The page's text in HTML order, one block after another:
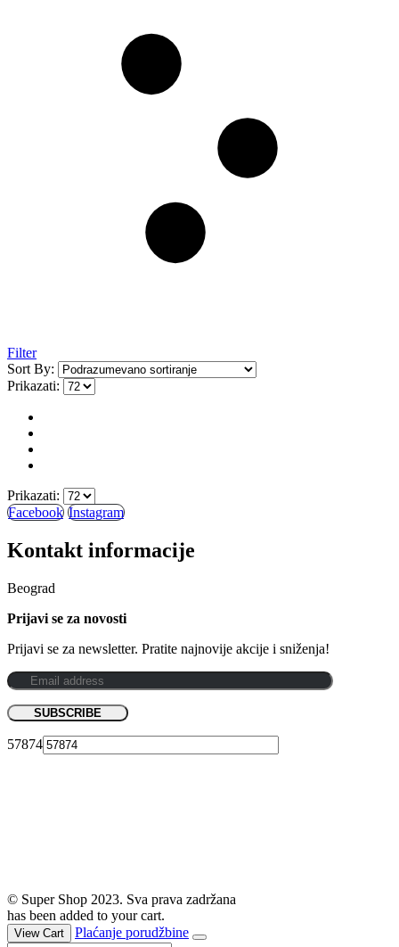
Filter
Sort By:
Prikazati:
Prikazati:
Facebook Instagram
Kontakt informacije
Beograd
Prijavi se za novosti
Prijavi se za newsletter. Pratite najnovije akcije i sniženja!
57874
© Super Shop 2023. Sva prava zadržana
has been added to your cart.
View Cart Plaćanje porudžbine